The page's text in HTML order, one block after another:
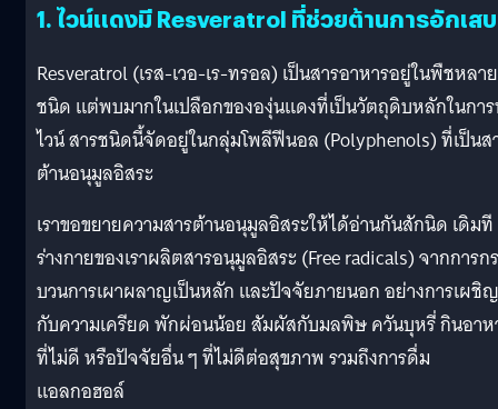
1. ไวน์แดงมี Resveratrol ที่ช่วยต้านการอักเสบ
Resveratrol (เรส-เวอ-เร-ทรอล) เป็นสารอาหารอยู่ในพืชหลาย
ชนิด แต่พบมากในเปลือกขององุ่นแดงที่เป็นวัตถุดิบหลักในกา
ไวน์ สารชนิดนี้จัดอยู่ในกลุ่มโพลีฟีนอล (Polyphenols) ที่เป็นส
ต้านอนุมูลอิสระ
เราขอขยายความสารต้านอนุมูลอิสระให้ได้อ่านกันสักนิด เดิมที
ร่างกายของเราผลิตสารอนุมูลอิสระ (Free radicals) จากการก
บวนการเผาผลาญเป็นหลัก และปัจจัยภายนอก อย่างการเผชิญ
กับความเครียด พักผ่อนน้อย สัมผัสกับมลพิษ ควันบุหรี่ กินอาห
ที่ไม่ดี หรือปัจจัยอื่น ๆ ที่ไม่ดีต่อสุขภาพ รวมถึงการดื่ม
แอลกอฮอล์